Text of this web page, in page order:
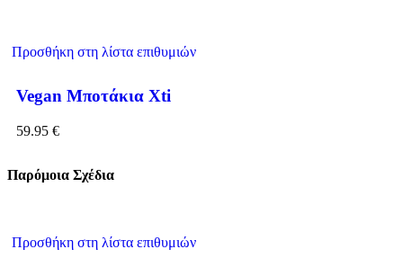
Προσθήκη στη λίστα επιθυμιών
Vegan Μποτάκια Xti
59.95 €
Παρόμοια Σχέδια
Προσθήκη στη λίστα επιθυμιών